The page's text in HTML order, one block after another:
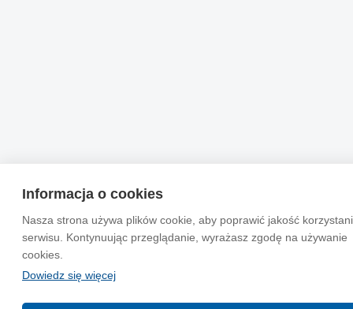
Informacja o cookies
Nasza strona używa plików cookie, aby poprawić jakość
serwisu. Kontynuując przeglądanie, wyrażasz zgodę na używanie
cookies.
Dowiedz się więcej